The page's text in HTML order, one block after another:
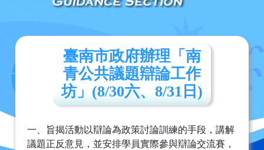
臺南市政府辦理「南
青公共議題辯論工作
坊」(8/30六、8/31日)
一、旨揭活動以辯論為政策討論訓練的手段，講解
議題正反意見，並安排學員實際參與辯論交流賽，